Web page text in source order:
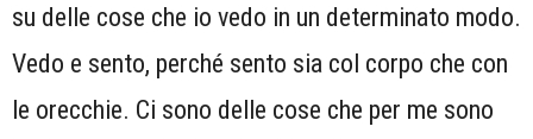
su delle cose che io vedo in un determinato modo.
Vedo e sento, perché sento sia col corpo che con
le orecchie. Ci sono delle cose che per me sono